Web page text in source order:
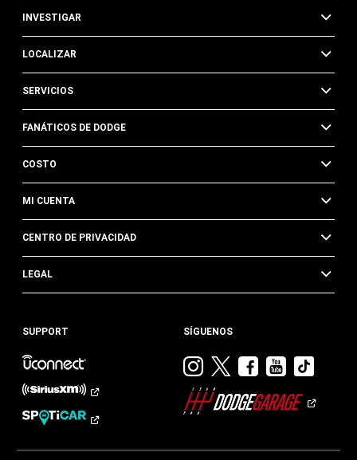
INVESTIGAR
LOCALIZAR
SERVICIOS
FANÁTICOS DE DODGE
COSTO
MI CUENTA
CENTRO DE PRIVACIDAD
LEGAL
SUPPORT SÍGUENOS
Visitar
Dodge
en
Visitar
en
Visitar
en
Visitar
en en